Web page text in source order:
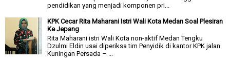
pendidikan yang menjadi komponen pri...
KPK Cecar Rita Maharani Istri Wali Kota Medan Soal Plesiran
Ke Jepang
Rita Maharani istri Wali Kota non-aktif Medan Tengku
Dzulmi Eldin usai diperiksa tim Penyidik di kantor KPK jalan
Kuningan Persada – ...